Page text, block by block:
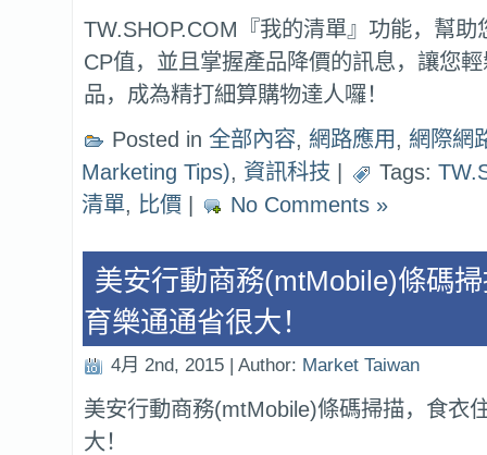
TW.SHOP.COM『我的清單』功能，幫助
CP值，並且掌握產品降價的訊息，讓您
品，成為精打細算購物達人囉！
Posted in 全部內容, 網路應用, 網際網
Marketing Tips), 資訊科技 Tags:
清單, 比價 No Comments »
美安行動商務(mtMobile)條碼
育樂通通省很大！
4月 2nd, 2015 | Author: Market Taiwan
美安行動商務(mtMobile)條碼掃描，食衣
大！